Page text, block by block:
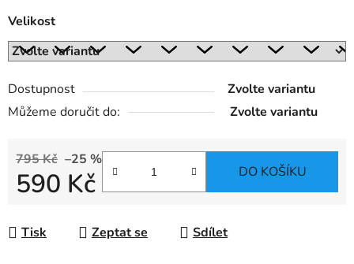
Velikost
Dostupnost
Zvolte variantu
Můžeme doručit do:
Zvolte variantu
795 Kč –25 %
590 Kč DO KOŠÍKU
Tisk Zeptat se Sdílet